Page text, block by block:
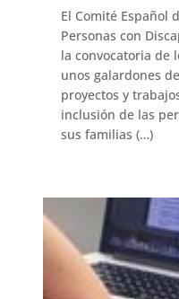
El Comité Español
Personas con
la convocatoria de
unos galardones
proyectos y
inclusión de las
sus familias (…)